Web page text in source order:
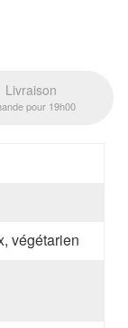
Livraison
pour 19h00
végétarien